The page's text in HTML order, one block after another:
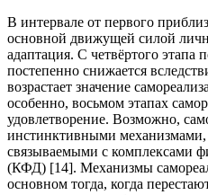
В интервале от первого
основной движущей силой
адаптация. С четвёртого этапа
постепенно снижается
возрастает значение
особенно, восьмом этапах
удовлетворение. Возможно,
инстинктивными механизмами,
связываемыми с комплексами
(КФД) [14]. Механизмы
основном тогда, когда